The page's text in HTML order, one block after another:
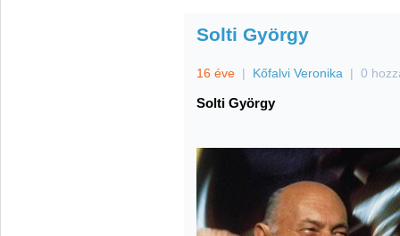
Solti György
16 éve | Kőfalvi Veronika | 0
Solti György